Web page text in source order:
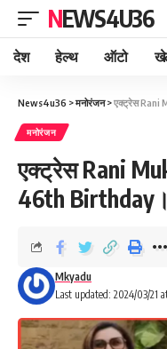
NEWS4U36
देश हेल्थ ऑटो
News4u36 >मनोरंजन>एक्ट्रेस Rani
मनोरंजन
एक्ट्रेस Rani
46th Birthday।
Last updated: 2024/03/21
Mkyadu